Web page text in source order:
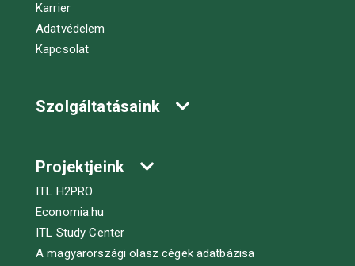
Karrier
Adatvédelem
Kapcsolat
Szolgáltatásaink
Projektjeink
ITL H2PRO
Economia.hu
ITL Study Center
A magyarországi olasz cégek adatbázisa